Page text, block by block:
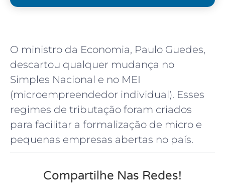
O ministro da Economia, Paulo Guedes,
descartou qualquer mudança no
Simples Nacional e no MEI
(microempreendedor individual). Esses
regimes de tributação foram criados
para facilitar a formalização de micro e
pequenas empresas abertas no país.
Compartilhe Nas Redes!